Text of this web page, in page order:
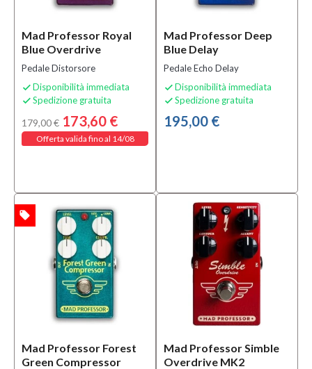
(2)
Solo
prodotti
disponibili
Si
(8)
Mad Professor Royal
Blue Overdrive
Pedale Distorsore
 Disponibilità immediata
 Spedizione gratuita
179,00 € 173,60 €
Offerta valida fino al 14/08
Mad Professor Deep
Blue Delay
Pedale Echo Delay
 Disponibilità immediata
 Spedizione gratuita
195,00 €
Mad Professor Forest
Green Compressor
local_offer
Mad Professor Simble
Overdrive MK2